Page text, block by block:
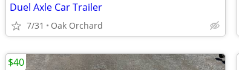
Duel Axle Car Trailer
7/31 Oak Orchard
$40